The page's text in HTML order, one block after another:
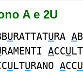
A e 2U
URATTATURA A
RAMENTI ACCULT
ULTURANO ACCU